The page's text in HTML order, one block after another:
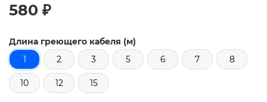
580 ₽
Длина греющего кабеля (м)
1
2 3 5 6 7 8
10 12 15